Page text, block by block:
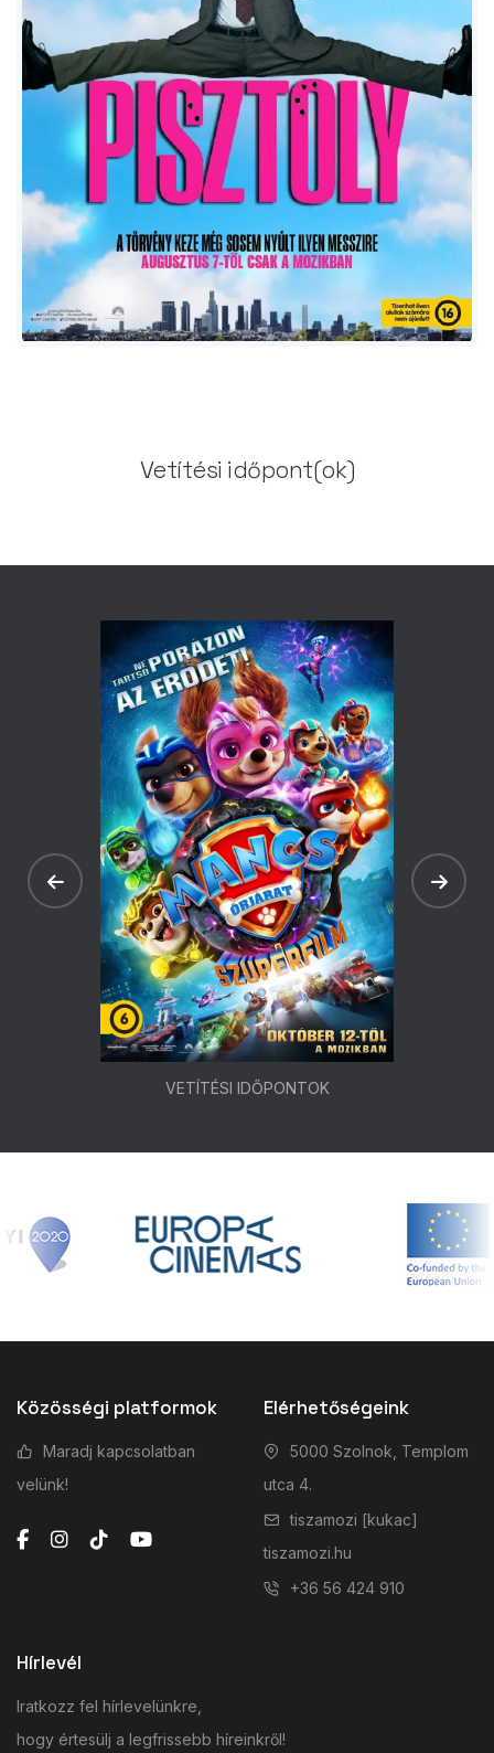
Vetítési időpont(ok)
VETÍTÉSI IDŐPONTOK
Közösségi platformok
Maradj kapcsolatban
velünk!
Elérhetőségeink
5000 Szolnok, Templom
utca 4.
tiszamozi [kukac]
tiszamozi.hu
+36 56 424 910
Hírlevél
Iratkozz fel hírlevelünkre,
hogy értesülj a legfrissebb híreinkről!